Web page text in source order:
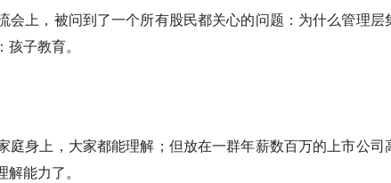
会上，被问到了一个所有股民都关心的问题：为什么管理层
孩子教育。
庭身上，大家都能理解；但放在一群年薪数百万的上市公司
能力了。